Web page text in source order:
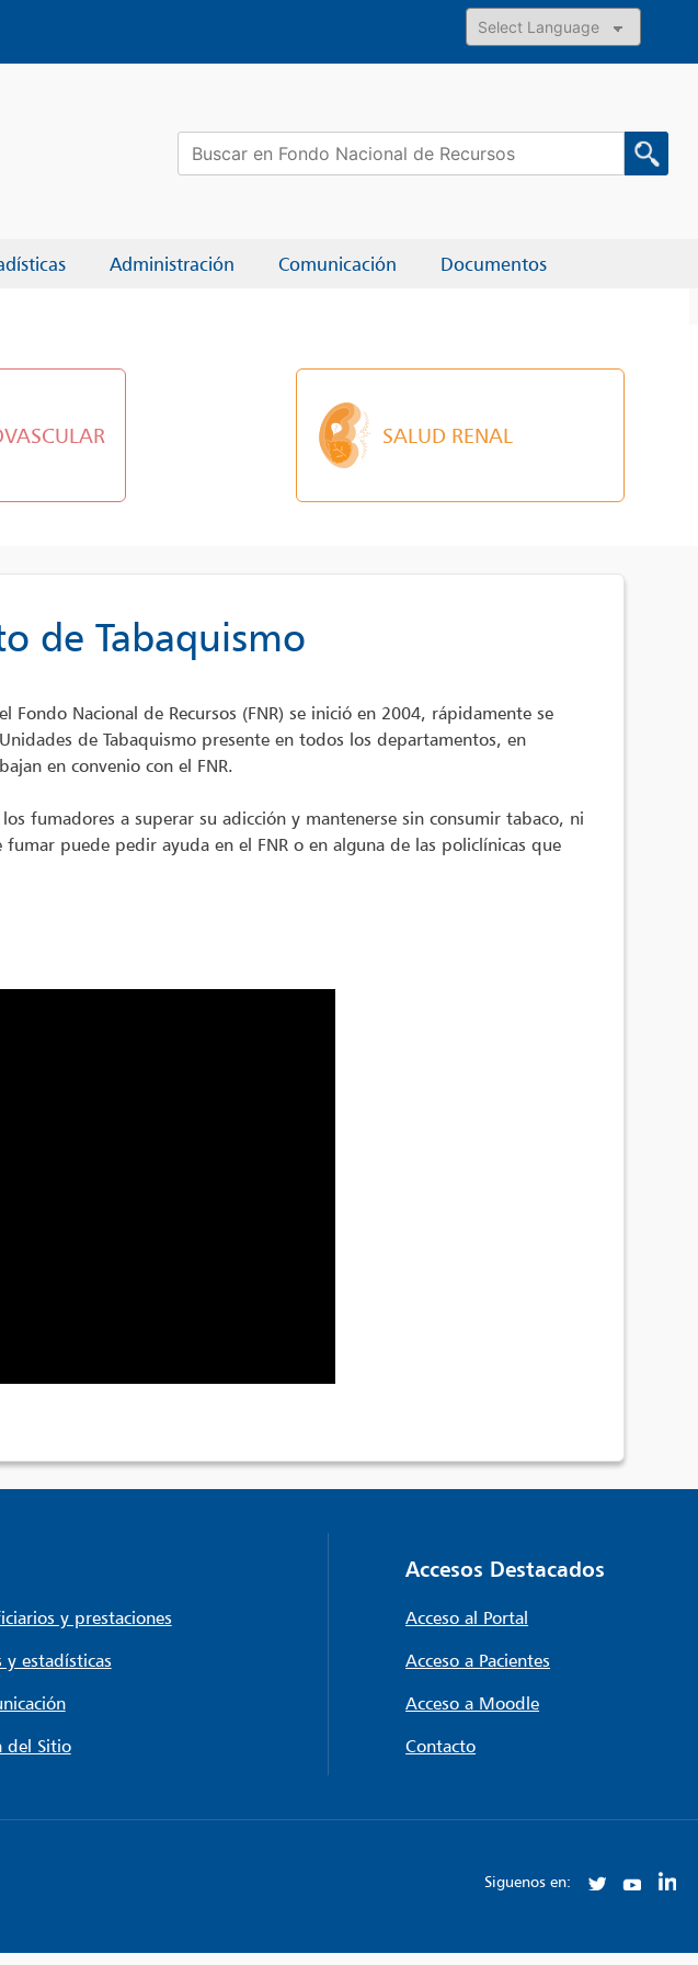
Powered by
Administración Comunicación Documentos
Buscar:
SALUD RENAL
de Tabaquismo
Nacional de Recursos (FNR) se inició en 2004, rápidamente se
de Tabaquismo presente en todos los departamentos, en
en convenio con el FNR.
fumadores a superar su adicción y mantenerse sin consumir tabaco, ni
puede pedir ayuda en el FNR o en alguna de las policlínicas que
y prestaciones
y estadísticas
del Sitio
Accesos Destacados
Acceso al Portal
Acceso a Pacientes
Acceso a Moodle
Contacto
Siguenos en: